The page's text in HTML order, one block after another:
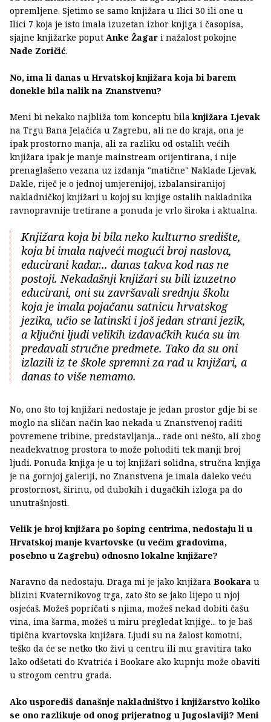
opremljene. Sjetimo se samo knjižara u Ilici 30 ili one u
Ilici 7 koja je isto imala izuzetan izbor knjiga i časopisa,
sjajne knjižarke poput Anke Žagar i nažalost pokojne
Nade Zoričić.
No, ima li danas u Hrvatskoj knjižara koja bi barem
donekle bila nalik na Znanstvenu?
Meni bi nekako najbliža tom konceptu bilaknjižara Ljevak
na Trgu Bana Jelačića u Zagrebu, ali ne do kraja, ona je
ipak prostorno manja, ali za razliku od ostalih većih
knjižara ipak je manje mainstream orijentirana, i nije
prenaglašeno vezana uz izdanja "matične" Naklade Ljevak.
Dakle, riječ je o jednoj umjerenijoj, izbalansiranijoj
nakladničkoj knjižari u kojoj su knjige ostalih nakladnika
ravnopravnije tretirane a ponuda je vrlo široka i aktualna.
Knjižara koja bi bila neko kulturno središte,
koja bi imala najveći mogući broj naslova,
educirani kadar... danas takva kod nas ne
postoji. Nekadašnji knjižari su bili izuzetno
educirani, oni su završavali srednju školu
koja je imala pojačanu satnicu hrvatskog
jezika, učio se latinski i još jedan strani jezik,
a ključni ljudi velikih izdavačkih kuća su im
predavali stručne predmete. Tako da su oni
izlazili iz te škole spremni za rad u knjižari, a
danas to više nemamo.
No, ono što toj knjižari nedostaje je jedan prostor gdje bi se
moglo na sličan način kao nekada u Znanstvenoj raditi
povremene tribine, predstavljanja... rade oni nešto, ali zbog
neadekvatnog prostora to može pohoditi tek manji broj
ljudi. Ponuda knjiga je u toj knjižari solidna, stručna knjiga
je na gornjoj galeriji, no Znanstvena je imala daleko veću
prostornost, širinu, od dubokih i dugačkih izloga pa do
unutrašnjosti.
Velik je broj knjižara po šoping centrima, nedostaju li u
Hrvatskoj manje kvartovske (u većim gradovima,
posebno u Zagrebu) odnosno lokalne knjižare?
Naravno da nedostaju. Draga mi je jako knjižara Bookara u
blizini Kvaternikovog trga, zato što se jako lijepo u njoj
osjećaš. Možeš popričati s njima, možeš nekad dobiti čašu
vina, ima šarma, možeš u miru pregledat knjige... to je baš
tipična kvartovska knjižara. Ljudi su na žalost komotni,
teško da će se netko tko živi u centru ili mu gravitira tako
lako odšetati do Kvatrića i Bookare ako kupnju može obaviti
u strogom centru grada.
Ako usporediš današnje nakladništvo i knjižarstvo koliko
se ono razlikuje od onog prijeratnog u Jugoslaviji? Meni